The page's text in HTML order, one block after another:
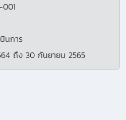
นการ
ถึง 30 กันยายน 2565